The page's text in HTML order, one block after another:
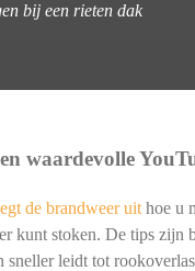
bij een rieten dak
waardevolle
de brandweer uit hoe u
kunt stoken. De tips zijn
sneller leidt tot